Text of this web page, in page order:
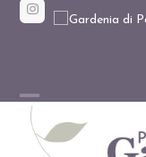
Instagram
Open
mobile
Close
mobile